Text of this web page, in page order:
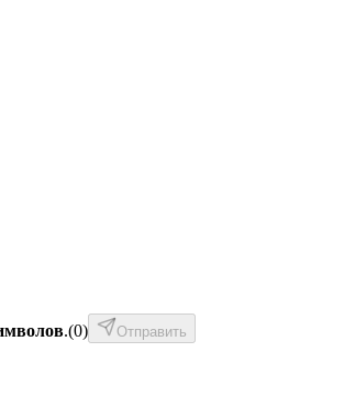
.(0) Отправить